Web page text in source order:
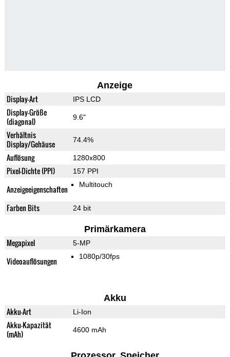
Anzeige
Display-Art IPS LCD
Display-Größe
(diagonal)
9.6"
Verhältnis
Display/Gehäuse
74.4%
Auflösung 1280x800
Pixel-Dichte (PPI) 157 PPI
Anzeigeeigenschaften Multitouch
Farben Bits 24 bit
Primärkamera
Megapixel 5-MP
Videoauflösungen 1080p/30fps
Akku
Akku-Art Li-Ion
Akku-Kapazität
(mAh)
4600 mAh